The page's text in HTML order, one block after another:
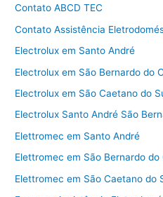
Contato ABCD TEC
Contato Assistência
Electrolux em Santo André
Electrolux em São Bernardo do
Electrolux em São Caetano do
Electrolux Santo André São
Elettromec em Santo André
Elettromec em São Bernardo do
Elettromec em São Caetano do